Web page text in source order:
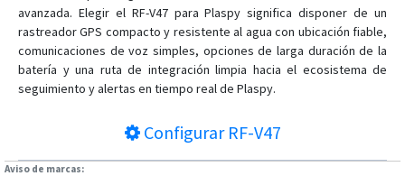
avanzada. Elegir el RF-V47 para Plaspy significa disponer de un
rastreador GPS compacto y resistente al agua con ubicación fiable,
comunicaciones de voz simples, opciones de larga duración de la
batería y una ruta de integración limpia hacia el ecosistema de
seguimiento y alertas en tiempo real de Plaspy.
ConfigurarRF-V47
Aviso de marcas: